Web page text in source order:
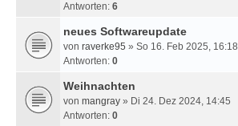
Antworten: 6
neues Softwareupdate
von raverke95 » So 16. Feb 2025, 16:18
Antworten: 0
Weihnachten
von mangray » Di 24. Dez 2024, 14:45
Antworten: 0